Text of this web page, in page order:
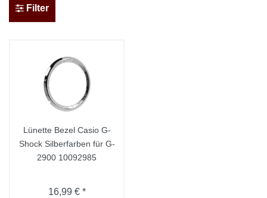
Filter
Lünette Bezel Casio G-
Shock Silberfarben für G-
2900 10092985
16,99 € *